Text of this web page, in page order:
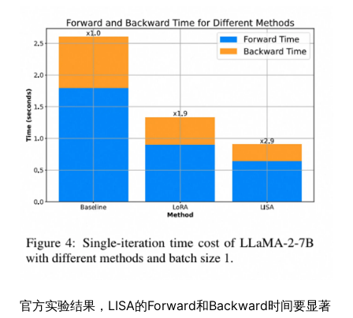
官方实验结果，LISA的Forward和Backward时间要显著